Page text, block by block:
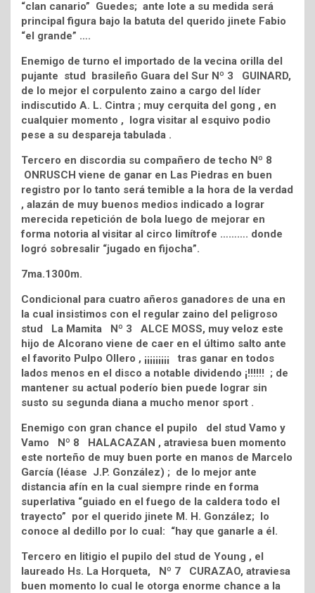
“clan canario” Guedes; ante lote a su medida será
principal figura bajo la batuta del querido jinete Fabio
“el grande” ….
Enemigo de turno el importado de la vecina orilla del
pujante stud brasileño Guara del Sur Nº 3 GUINARD,
de lo mejor el corpulento zaino a cargo del líder
indiscutido A. L. Cintra ; muy cerquita del gong , en
cualquier momento , logra visitar al esquivo podio
pese a su despareja tabulada .
Tercero en discordia su compañero de techo Nº 8
ONRUSCH viene de ganar en Las Piedras en buen
registro por lo tanto será temible a la hora de la verdad
, alazán de muy buenos medios indicado a lograr
merecida repetición de bola luego de mejorar en
forma notoria al visitar al circo limítrofe ………. donde
logró sobresalir “jugado en fijocha”.
7ma.1300m.
Condicional para cuatro añeros ganadores de una en
la cual insistimos con el regular zaino del peligroso
stud La Mamita Nº 3 ALCE MOSS, muy veloz este
hijo de Alcorano viene de caer en el último salto ante
el favorito Pulpo Ollero , ¡¡¡¡¡¡¡¡¡ tras ganar en todos
lados menos en el disco a notable dividendo ¡!!!!!! ; de
mantener su actual poderío bien puede lograr sin
susto su segunda diana a mucho menor sport .
Enemigo con gran chance el pupilo del stud Vamo y
Vamo Nº 8 HALACAZAN , atraviesa buen momento
este norteño de muy buen porte en manos de Marcelo
García (léase J.P. González) ; de lo mejor ante
distancia afín en la cual siempre rinde en forma
superlativa “guiado en el fuego de la caldera todo el
trayecto” por el querido jinete M. H. González; lo
conoce al dedillo por lo cual: “hay que ganarle a él.
Tercero en litigio el pupilo del stud de Young , el
laureado Hs. La Horqueta, Nº 7 CURAZAO, atraviesa
buen momento lo cual le otorga enorme chance a la